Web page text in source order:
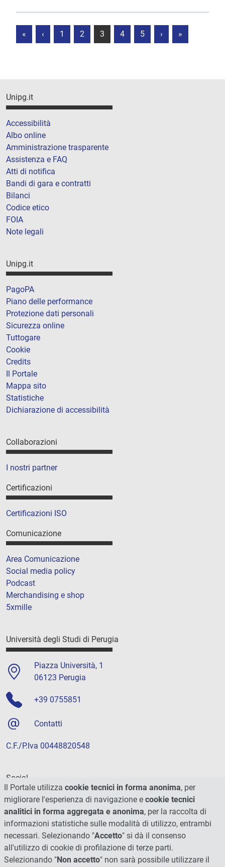
« ‹ 1 2 3 4 5 › »
Unipg.it
Accessibilità
Albo online
Amministrazione trasparente
Assistenza e FAQ
Atti di notifica
Bandi di gara e contratti
Bilanci
Codice etico
FOIA
Note legali
Unipg.it
PagoPA
Piano delle performance
Protezione dati personali
Sicurezza online
Tuttogare
Cookie
Credits
Il Portale
Mappa sito
Statistiche
Dichiarazione di accessibilità
Collaborazioni
I nostri partner
Certificazioni
Certificazioni ISO
Comunicazione
Area Comunicazione
Social media policy
Podcast
Merchandising e shop
5xmille
Università degli Studi di Perugia
Piazza Università, 1
06123 Perugia
+39 0755851
Contatti
C.F./P.Iva 00448820548
Social
Il Portale utilizza cookie tecnici in forma anonima, per
migliorare l'esperienza di navigazione e cookie tecnici
analitici in forma aggregata e anonima, per la raccolta di
informazioni statistiche sulle modalità di utilizzo, entrambi
necessari. Selezionando "Accetto" si dà il consenso
all'utilizzo di cookie di profilazione di terze parti.
Selezionando "Non accetto" non sarà possibile utilizzare il